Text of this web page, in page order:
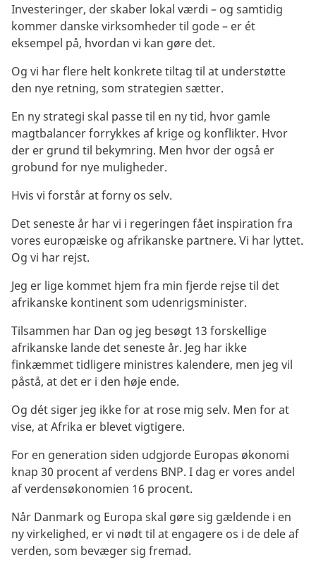
Investeringer, der skaber lokal værdi – og samtidig
kommer danske virksomheder til gode – er ét
eksempel på, hvordan vi kan gøre det.
Og vi har flere helt konkrete tiltag til at understøtte
den nye retning, som strategien sætter.
En ny strategi skal passe til en ny tid, hvor gamle
magtbalancer forrykkes af krige og konflikter. Hvor
der er grund til bekymring. Men hvor der også er
grobund for nye muligheder.
Hvis vi forstår at forny os selv.
Det seneste år har vi i regeringen fået inspiration fra
vores europæiske og afrikanske partnere. Vi har lyttet.
Og vi har rejst.
Jeg er lige kommet hjem fra min fjerde rejse til det
afrikanske kontinent som udenrigsminister.
Tilsammen har Dan og jeg besøgt 13 forskellige
afrikanske lande det seneste år. Jeg har ikke
finkæmmet tidligere ministres kalendere, men jeg vil
påstå, at det er i den høje ende.
Og dét siger jeg ikke for at rose mig selv. Men for at
vise, at Afrika er blevet vigtigere.
For en generation siden udgjorde Europas økonomi
knap 30 procent af verdens BNP. I dag er vores andel
af verdensøkonomien 16 procent.
Når Danmark og Europa skal gøre sig gældende i en
ny virkelighed, er vi nødt til at engagere os i de dele af
verden, som bevæger sig fremad.